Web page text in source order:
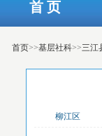
首 页
首页>>基层社科>>三江
柳江区